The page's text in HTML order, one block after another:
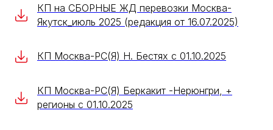
КП на СБОРНЫЕ ЖД перевозки Москва-
Якутск_июль 2025 (редакция от 16.07.2025)
КП Москва-РС(Я) Н. Бестях с 01.10.2025
КП Москва-РС(Я) Беркакит -Нерюнгри, +
регионы с 01.10.2025